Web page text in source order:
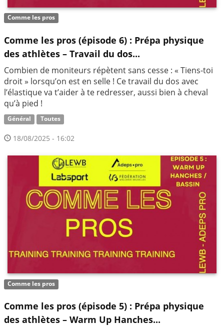
Comme les pros
Comme les pros (épisode 6) : Prépa physique
des athlètes – Travail du dos...
Combien de moniteurs répètent sans cesse : « Tiens-toi
droit » lorsqu’on est en selle ! Ce travail du dos avec
l’élastique va t’aider à te redresser, aussi bien à cheval
qu’à pied !
Général Toutes
18/08/2025 - 16:02
Comme les pros
Comme les pros (épisode 5) : Prépa physique
des athlètes – Warm Up Hanches...